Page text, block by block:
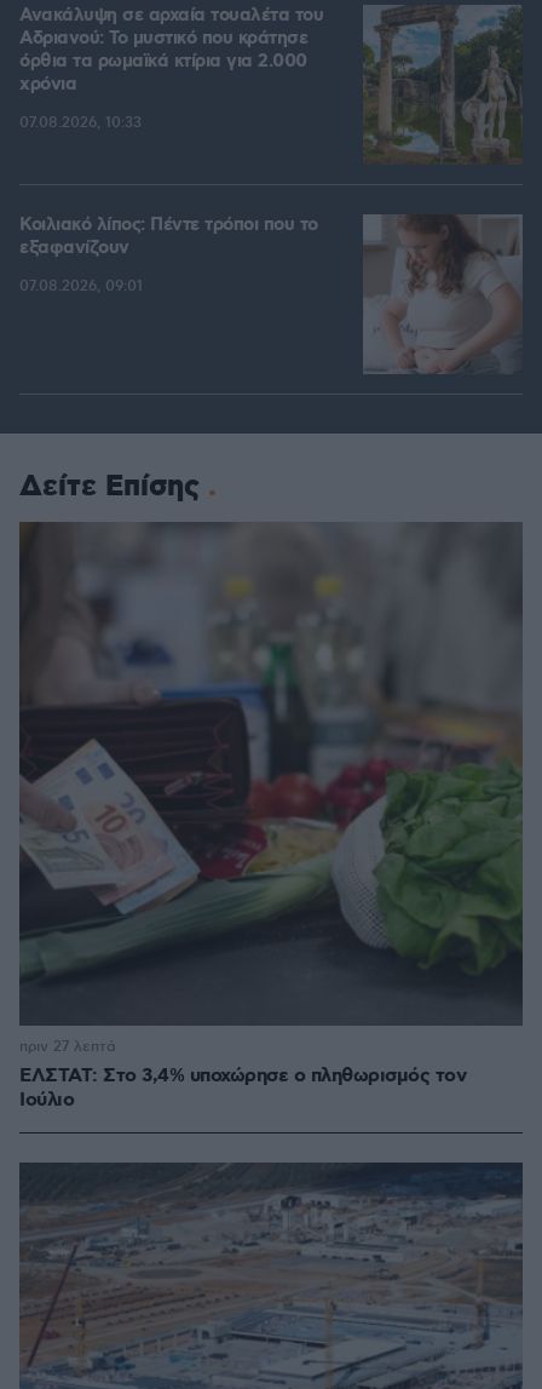
Ανακάλυψη σε αρχαία τουαλέτα του
Αδριανού: Το μυστικό που κράτησε
όρθια τα ρωμαϊκά κτίρια για 2.000
χρόνια
07.08.2026, 10:33
Κοιλιακό λίπος: Πέντε τρόποι που το
εξαφανίζουν
07.08.2026, 09:01
Δείτε Επίσης
ΕΛΣΤΑΤ: Στο 3,4% υποχώρησε ο πληθωρισμός τον
Ιούλιο
πριν 27 λεπτά